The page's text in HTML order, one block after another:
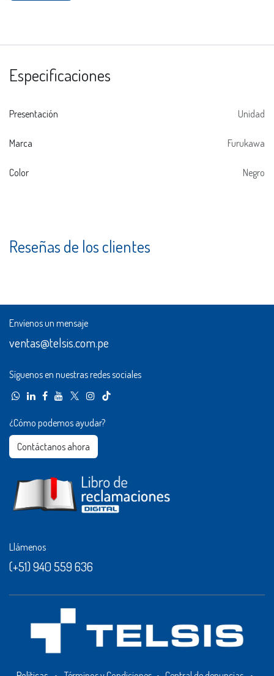
Especificaciones
Presentación Unidad
Marca Furukawa
Color Negro
Reseñas de los clientes
Envíenos un mensaje
ventas@telsis.com.pe
Síguenos en nuestras redes sociales
¿Cómo podemos ayudar?
Contáctanos ahora​​
Llámenos
(+51) 940 559 636